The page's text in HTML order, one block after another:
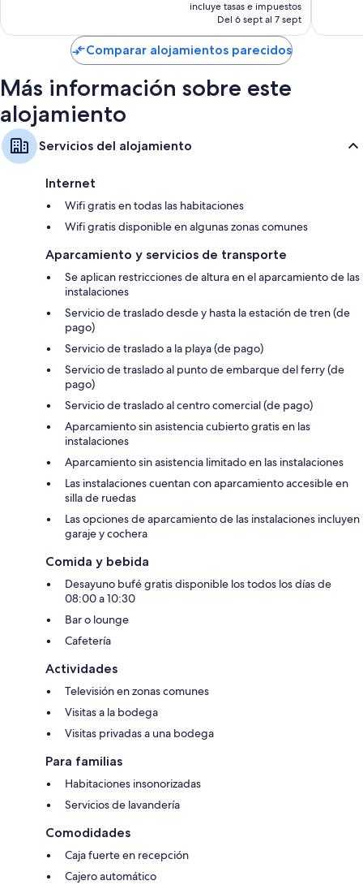
actual
de
119 €
incluye tasas e impuestos
Del 6 sept al 7 sept
Comparar alojamientos parecidos
Más información sobre este
alojamiento
Servicios del alojamiento
Internet
Wifi gratis en todas las habitaciones
Wifi gratis disponible en algunas zonas comunes
Aparcamiento y servicios de transporte
Se aplican restricciones de altura en el aparcamiento de las
instalaciones
Servicio de traslado desde y hasta la estación de tren (de
pago)
Servicio de traslado a la playa (de pago)
Servicio de traslado al punto de embarque del ferry (de
pago)
Servicio de traslado al centro comercial (de pago)
Aparcamiento sin asistencia cubierto gratis en las
instalaciones
Aparcamiento sin asistencia limitado en las instalaciones
Las instalaciones cuentan con aparcamiento accesible en
silla de ruedas
Las opciones de aparcamiento de las instalaciones incluyen
garaje y cochera
Comida y bebida
Desayuno bufé gratis disponible los todos los días de
08:00 a 10:30
Bar o lounge
Cafetería
Actividades
Televisión en zonas comunes
Visitas a la bodega
Visitas privadas a una bodega
Para familias
Habitaciones insonorizadas
Servicios de lavandería
Comodidades
Caja fuerte en recepción
Cajero automático